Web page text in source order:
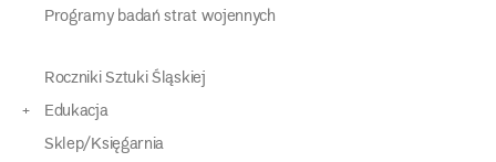
Programy badań strat wojennych
Roczniki Sztuki Śląskiej
Edukacja
Sklep/Księgarnia